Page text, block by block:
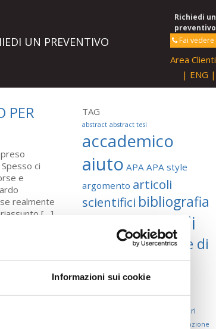
Informazioni sui cookie
UN PREVENTIVO
Richiedi un
preventivo
Fai vedere
Area Clienti
| ENG |
PER
ci
e
realmente
[…]
TAG
abstract abstract tesi
accademico
aiuto APA APA style
argomento articoli
scientifici bibliografia
conclusione consigli
costruzione di
tesi database discorso
discussione elenco
espertifontiGoogle
lavori
lettera di presentazione